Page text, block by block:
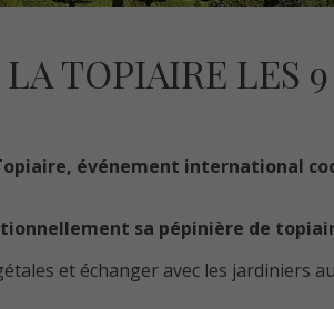
TOPIAIRE LES
événement international
sa pépinière de
et échanger avec les jardiniers